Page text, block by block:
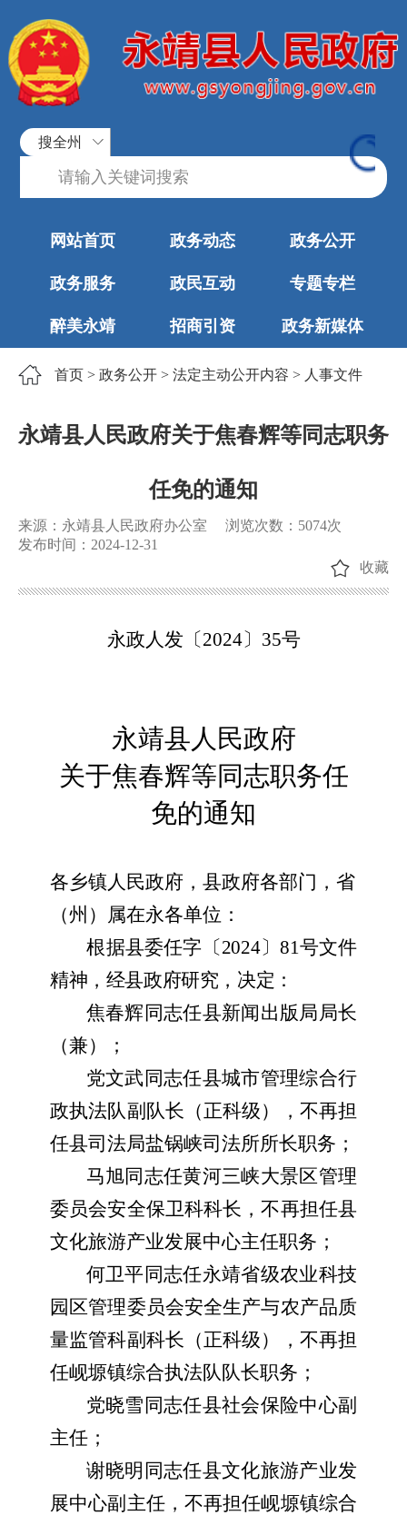
搜全州
网站首页 政务动态 政务公开
政务服务 政民互动 专题专栏
醉美永靖 招商引资 政务新媒体
首页 > 政务公开 > 法定主动公开内容 > 人事文件
永靖县人民政府关于焦春辉等同志职务
任免的通知
来源：永靖县人民政府办公室 浏览次数： 5074次
发布时间：2024-12-31
收藏
永政 人 发〔2024〕 35号
永靖县人民政府
关于焦春辉等同志职务任
免的通知
各乡镇人民政府，县政府各部门，省
（州 ） 属在永各单位：
根据县委任字〔2024〕81号文件
精神，经县政府研究，决定：
焦春辉同志任县新闻出版局局长
（兼）；
党文武同志任县城市管理综合行
政执法队副队长（正科级），不再担
任县司法局盐锅峡司法所所长职务；
马旭同志任黄河三峡大景区管理
委员会安全保卫科科长，不再担任县
文化旅游产业发展中心主任职务；
何卫平同志任永靖省级农业科技
园区管理委员会安全生产与农产品质
量监管科副科长（正科级），不再担
任岘塬镇综合执法队队长职务；
党晓雪同志任县社会保险中心副
主任；
谢晓明同志任县文化旅游产业发
展中心副主任，不再担任岘塬镇综合